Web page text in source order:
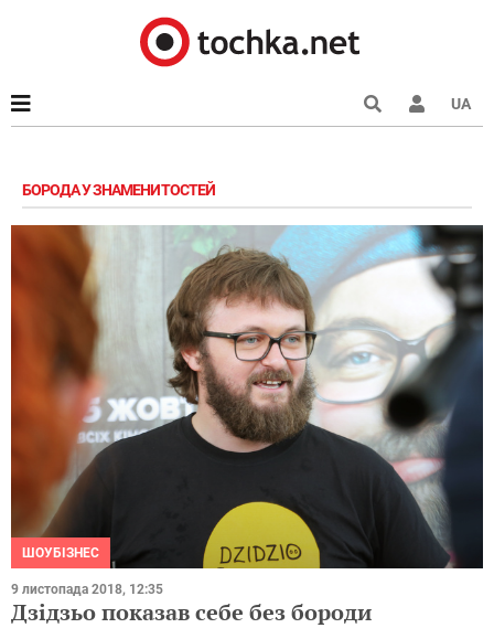
UA
БОРОДА У ЗНАМЕНИТОСТЕЙ
ШОУБІЗНЕС
9 листопада 2018, 12:35
Дзідзьо показав себе без бороди